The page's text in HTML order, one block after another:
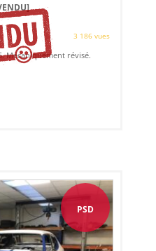
3 186 vues
Mécaniquement révisé.
PSD